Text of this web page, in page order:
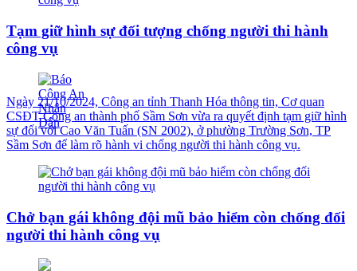
Tạm giữ hình sự đối tượng chống người thi hành
công vụ
Ngày 21/10/2024, Công an tỉnh Thanh Hóa thông tin, Cơ quan
CSĐT Công an thành phố Sầm Sơn vừa ra quyết định tạm giữ hình
sự đối với Cao Văn Tuấn (SN 2002), ở phường Trường Sơn, TP
Sầm Sơn để làm rõ hành vi chống người thi hành công vụ.
Chở bạn gái không đội mũ bảo hiểm còn chống đối
người thi hành công vụ